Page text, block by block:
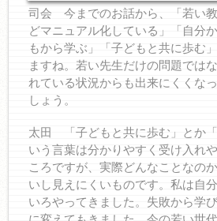
司会 今までのお話から、「若い
どマニュアル化している」「自分
もから学ぶ」「子どもと共に歩む
ますね。若い先生だけの問題では
れている状況からも出来にくくな
しょう。
太田 「子どもと共に歩む」とか「
いう言葉は分かりやすく受け入れ
ころですが、実際どんなことなの
いし見えにくいものです。私は自
いろやってきました。失敗から学